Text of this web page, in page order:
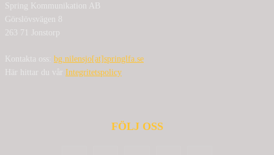
Spring Kommunikation AB
Görslövsvägen 8
263 71 Jonstorp
Kontakta oss: bg.nilensjo[at]springlfa.se
Här hittar du vår Integritetspolicy
FÖLJ OSS